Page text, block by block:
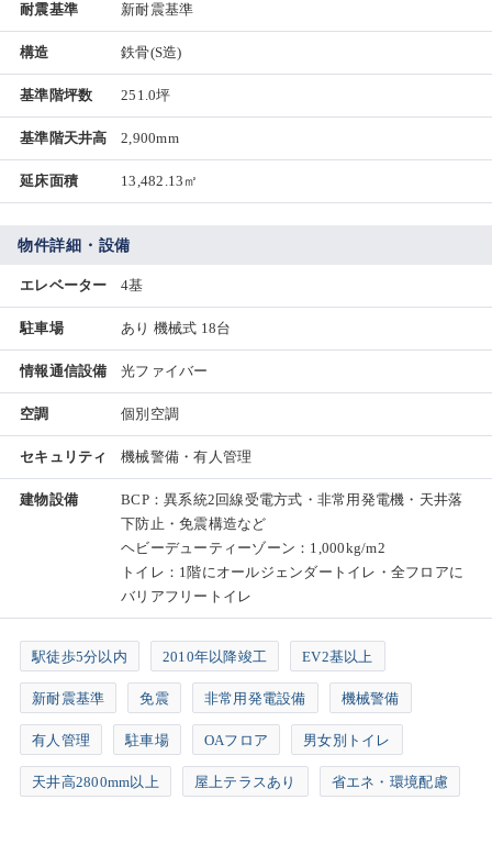
耐震基準 新耐震基準
構造 鉄骨(S造)
基準階坪数 251.0坪
基準階天井高 2,900mm
延床面積 13,482.13㎡
物件詳細・設備
エレベーター 4基
駐車場 あり 機械式 18台
情報通信設備 光ファイバー
空調 個別空調
セキュリティ 機械警備・有人管理
建物設備
BCP：異系統2回線受電方式・非常用発電機・天井落
下防止・免震構造など
ヘビーデューティーゾーン：1,000kg/m2
トイレ：1階にオールジェンダートイレ・全フロアに
バリアフリートイレ
駅徒歩5分以内 2010年以降竣工 EV2基以上
新耐震基準 免震 非常用発電設備 機械警備
有人管理 駐車場 OAフロア 男女別トイレ
天井高2800mm以上 屋上テラスあり 省エネ・環境配慮